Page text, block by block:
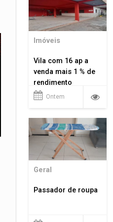
Imóveis
Vila com 16 ap a
venda mais 1 % de
rendimento
Ontem
Geral
Passador de roupa